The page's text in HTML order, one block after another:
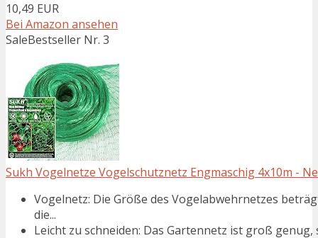
10,49 EUR
Bei Amazon ansehen
SaleBestseller Nr. 3
Sukh Vogelnetze Vogelschutznetz Engmaschig 4x10m -
Vogelnetz: Die Größe des Vogelabwehrnetzes
die...
Leicht zu schneiden: Das Gartennetz ist groß